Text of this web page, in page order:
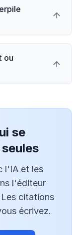
ou
se
l'IA et les
l'éditeur
citations
écrivez.